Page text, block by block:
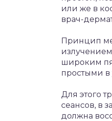
или же в
врач-
Принцип
широким
простыми в
Для этого
сеансов, в
должна